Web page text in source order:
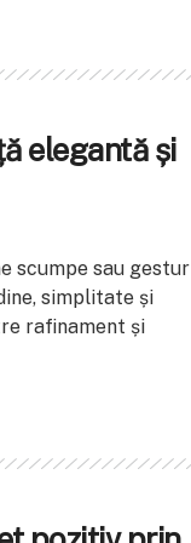
elegantă și
scumpe sau
simplitate și
rafinament și